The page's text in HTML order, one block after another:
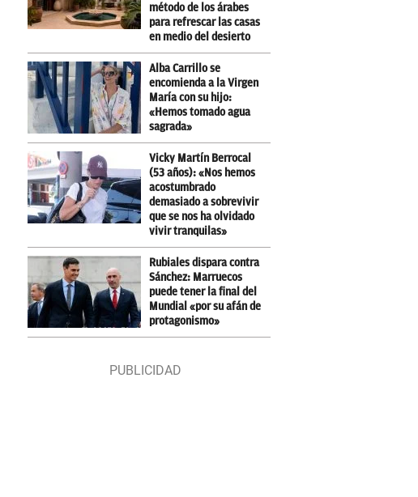
método de los árabes
para refrescar las casas
en medio del desierto
Alba Carrillo se
encomienda a la Virgen
María con su hijo:
«Hemos tomado agua
sagrada»
Vicky Martín Berrocal
(53 años): «Nos hemos
acostumbrado
demasiado a sobrevivir
que se nos ha olvidado
vivir tranquilas»
Rubiales dispara contra
Sánchez: Marruecos
puede tener la final del
Mundial «por su afán de
protagonismo»